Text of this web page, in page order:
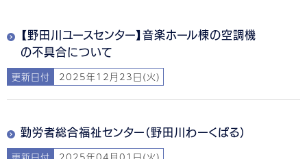
【野田川ユースセンター】音楽ホール棟の空調機
の不具合について
更新日付 2025年12月23日(火)
勤労者総合福祉センター（野田川わーくぱる）